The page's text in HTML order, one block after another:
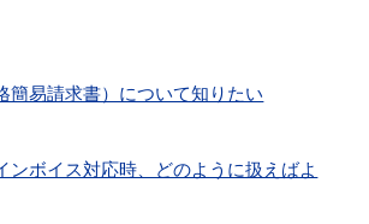
簡易請求書）について知りたい
ンボイス対応時、どのように扱えばよ